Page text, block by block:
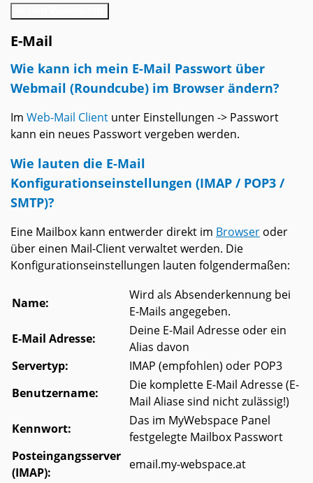
E-Mail
Wie kann ich mein E-Mail Passwort über
Webmail (Roundcube) im Browser ändern?
Im Web-Mail Client unter Einstellungen -> Passwort
kann ein neues Passwort vergeben werden.
Wie lauten die E-Mail
Konfigurationseinstellungen (IMAP / POP3 /
SMTP)?
Eine Mailbox kann entwerder direkt im Browser oder
über einen Mail-Client verwaltet werden. Die
Konfigurationseinstellungen lauten folgendermaßen:
Name:
Wird als Absenderkennung bei
E-Mails angegeben.
E-Mail Adresse:
Deine E-Mail Adresse oder ein
Alias davon
Servertyp:
IMAP (empfohlen) oder POP3
Benutzername:
Die komplette E-Mail Adresse (E-
Mail Aliase sind nicht zulässig!)
Kennwort:
Das im MyWebspace Panel
festgelegte Mailbox Passwort
Posteingangsserver
(IMAP):
email.my-webspace.at